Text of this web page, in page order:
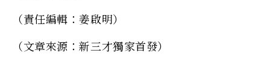
（責任編輯：姜啟明）
（文章來源：新三才獨家首發）